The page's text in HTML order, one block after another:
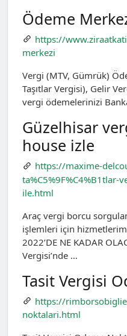
Ödeme
https://
merkezi
Vergi (MTV, Gümrük)
Taşıtlar Vergisi), Gelir
vergi ödemelerinizi
Güzelhisar
house izle
https://maxime-
ile.html
Araç vergi borcu
işlemleri için
2022’DE NE KADAR
Vergisi’nde …
Tasit Vergisi
https://
noktalari.html